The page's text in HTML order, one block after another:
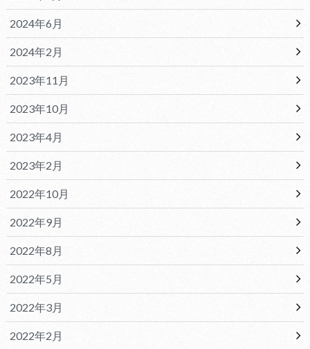
2024年6月
2024年2月
2023年11月
2023年10月
2023年4月
2023年2月
2022年10月
2022年9月
2022年8月
2022年5月
2022年3月
2022年2月